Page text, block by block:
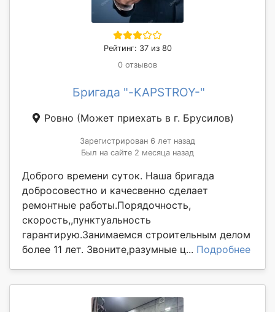
Рейтинг: 37 из 80
0 отзывов
Бригада "-KAPSTROY-"
Ровно (Может приехать в г. Брусилов)
Зарегистрирован 6 лет назад
Был на сайте 2 месяца назад
Доброго времени суток. Наша бригада
добросовестно и качесвенно сделает
ремонтные работы.Порядочность,
скорость,,пунктуальность
гарантирую.Занимаемся строительным делом
более 11 лет. Звоните,разумные ц... Подробнее